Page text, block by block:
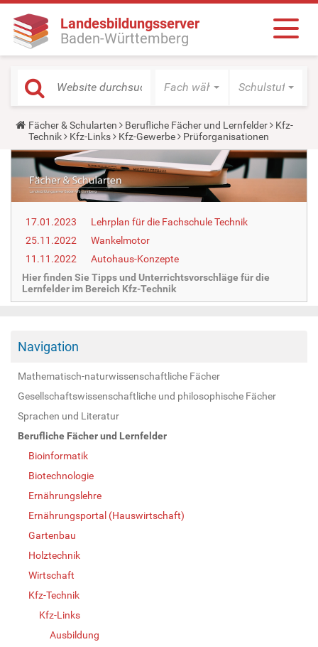
Landesbildungsserver
Baden-Württemberg
Fach wählen Schulstufe
Y
o
u
a
e
h
e
e
:
Fächer & Schularten Berufliche Fächer und Lernfelder
Kfz-
Technik
Kfz-Links Kfz-Gewerbe Prüforganisationen
17.01.2023
Lehrplan für die Fachschule Technik
25.11.2022
Wankelmotor
11.11.2022
Autohaus-Konzepte
Hier finden Sie Tipps und Unterrichtsvorschläge für die
Lernfelder im Bereich Kfz-Technik
Navigation
Mathematisch-naturwissenschaftliche Fächer
Gesellschaftswissenschaftliche und philosophische Fächer
Sprachen und Literatur
Berufliche Fächer und Lernfelder
Bioinformatik
Biotechnologie
Ernährungslehre
Ernährungsportal (Hauswirtschaft)
Gartenbau
Holztechnik
Wirtschaft
Kfz-Technik
Kfz-Links
Ausbildung